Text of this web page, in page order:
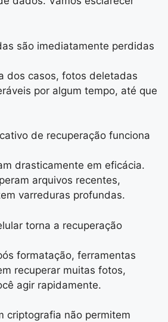
são imediatamente perdidas
dos casos, fotos deletadas
por algum tempo, até que
de recuperação funciona
drasticamente em eficácia.
arquivos recentes,
varreduras profundas.
torna a recuperação
formatação, ferramentas
recuperar muitas fotos,
agir rapidamente.
criptografia não permitem